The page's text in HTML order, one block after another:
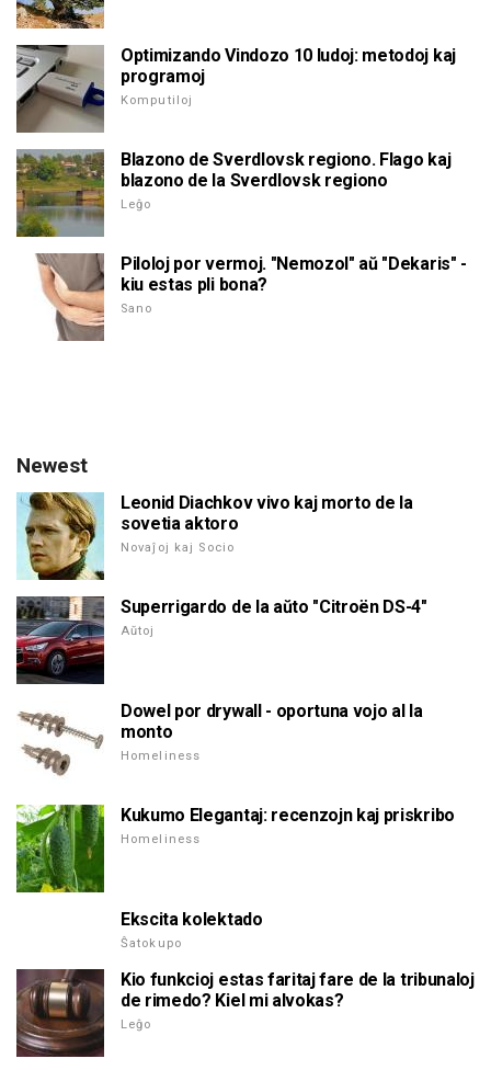
Optimizando Vindozo 10 ludoj: metodoj kaj
programoj
Komputiloj
Blazono de Sverdlovsk regiono. Flago kaj
blazono de la Sverdlovsk regiono
Leĝo
Piloloj por vermoj. "Nemozol" aŭ "Dekaris" -
kiu estas pli bona?
Sano
Newest
Leonid Diachkov vivo kaj morto de la
sovetia aktoro
Novaĵoj kaj Socio
Superrigardo de la aŭto "Citroën DS-4"
Aŭtoj
Dowel por drywall - oportuna vojo al la
monto
Homeliness
Kukumo Elegantaj: recenzojn kaj priskribo
Homeliness
Ekscita kolektado
Ŝatokupo
Kio funkcioj estas faritaj fare de la tribunaloj
de rimedo? Kiel mi alvokas?
Leĝo